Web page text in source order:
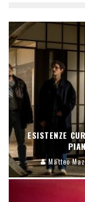
ESISTENZE
Matteo